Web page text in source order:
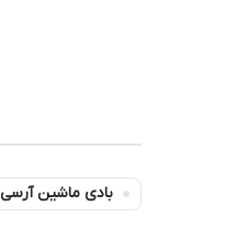
بادی ماشین آرسی